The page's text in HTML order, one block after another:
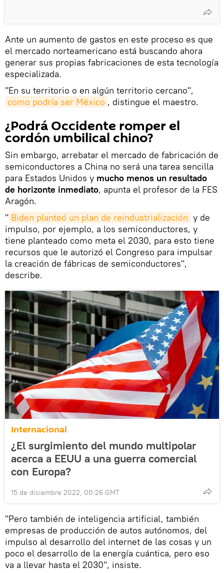
Ante un aumento de gastos en este proceso es que
el mercado norteamericano está buscando ahora
generar sus propias fabricaciones de esta tecnología
especializada.
"En su territorio o en algún territorio cercano",
como podría ser México , distingue el maestro.
¿Podrá Occidente romper el
cordón umbilical chino?
Sin embargo, arrebatar el mercado de fabricación de
semiconductores a China no será una tarea sencilla
para Estados Unidos y mucho menos un resultado
de horizonte inmediato, apunta el profesor de la FES
Aragón.
" Biden planteó un plan de reindustrialización y de
impulso, por ejemplo, a los semiconductores, y
tiene planteado como meta el 2030, para esto tiene
recursos que le autorizó el Congreso para impulsar
la creación de fábricas de semiconductores",
describe.
Internacional
¿El surgimiento del mundo multipolar
acerca a EEUU a una guerra comercial
con Europa?
15 de diciembre 2022, 00:26 GMT
"Pero también de inteligencia artificial, también
empresas de producción de autos autónomos, del
impulso al desarrollo del internet de las cosas y un
poco el desarrollo de la energía cuántica, pero eso
va a llevar hasta el 2030", insiste.